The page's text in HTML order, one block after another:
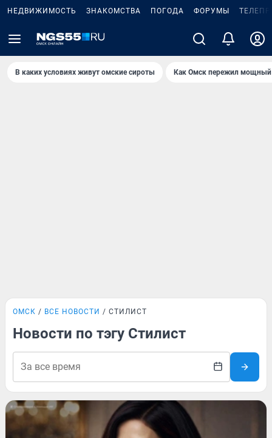
НЕДВИЖИМОСТЬ ЗНАКОМСТВА ПОГОДА ФОРУМЫ
В каких условиях живут омские сироты Как Омск пережил мощный
ОМСК ВСЕ НОВОСТИ СТИЛИСТ
Новости по тэгу Стилист